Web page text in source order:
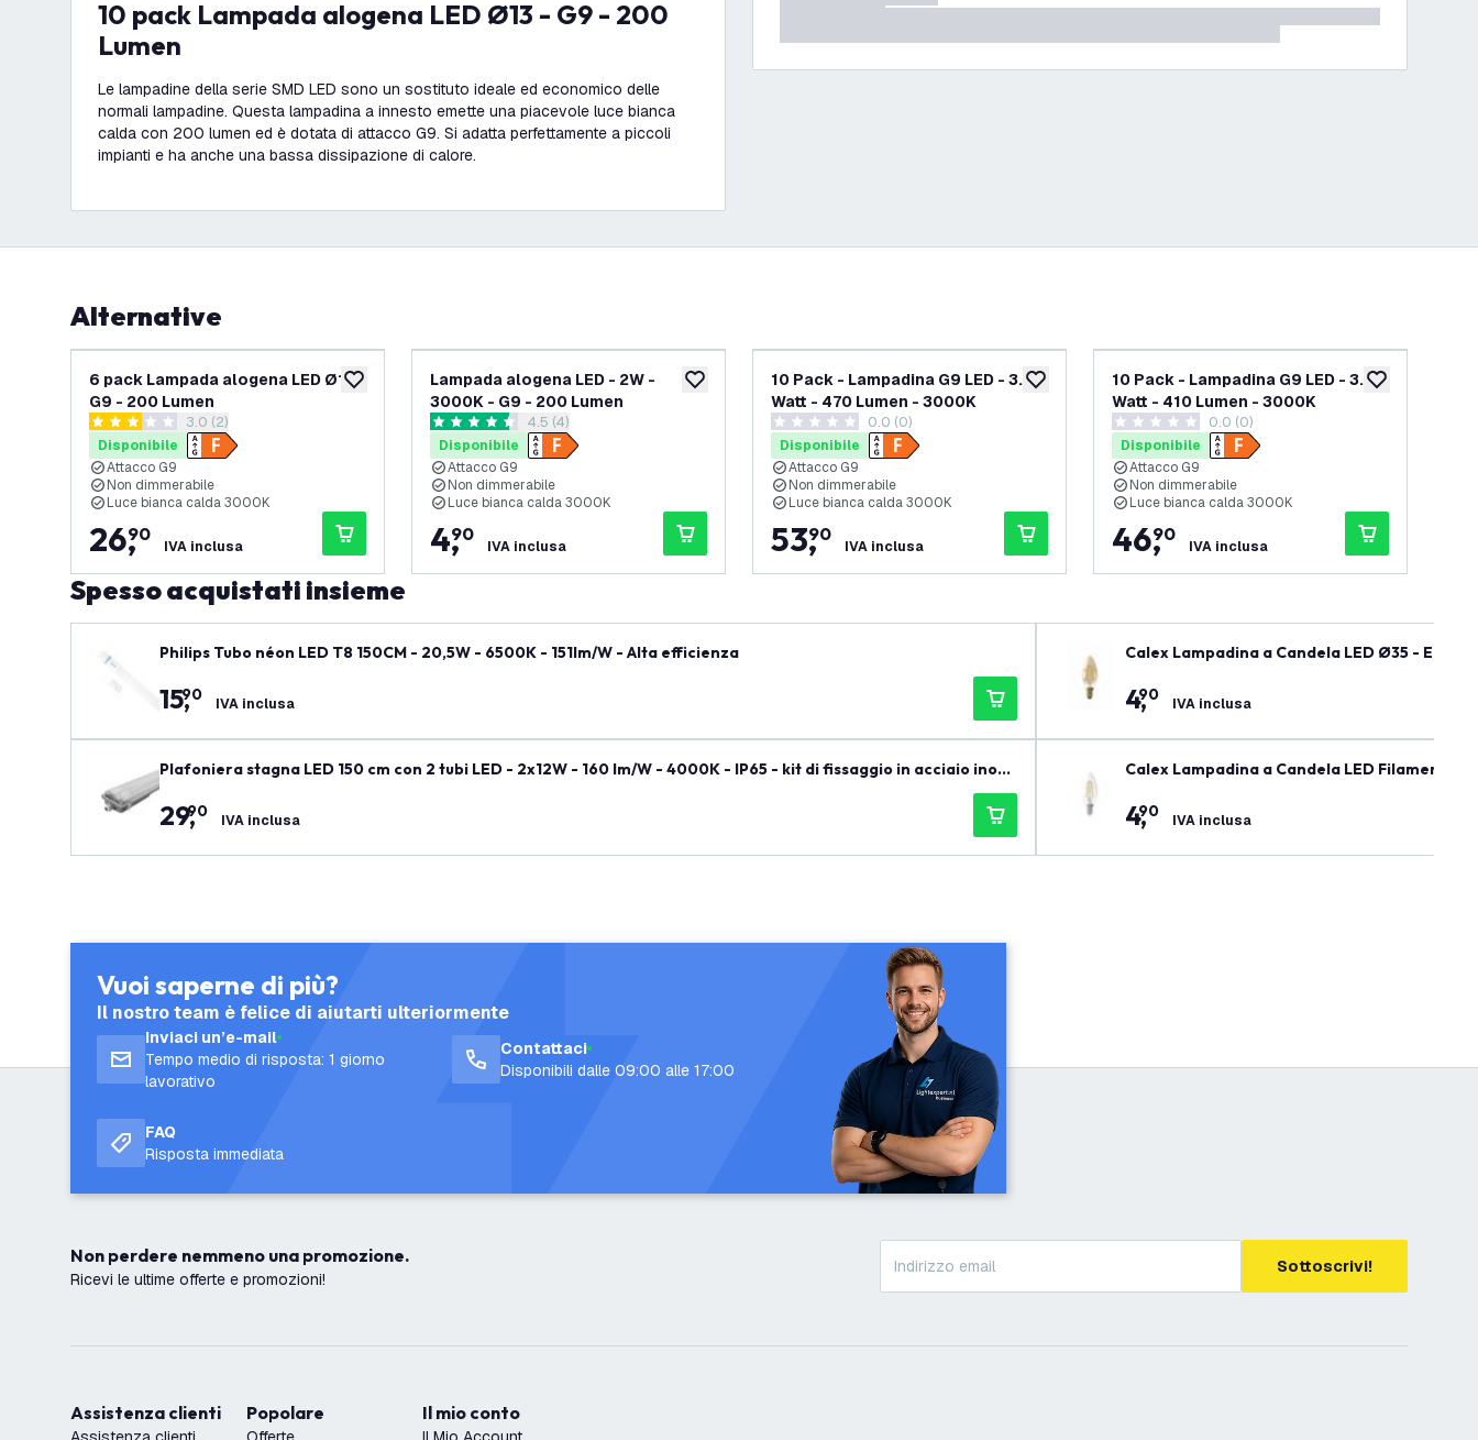
10 pack Lampada alogena LED Ø13 - G9 - 200
Lumen
Le lampadine della serie SMD LED sono un sostituto ideale ed economico delle
normali lampadine. Questa lampadina a innesto emette una piacevole luce bianca
calda con 200 lumen ed è dotata di attacco G9. Si adatta perfettamente a piccoli
impianti e ha anche una bassa dissipazione di calore.
Alternative
aggiungi alla lista desideri
6 pack Lampada alogena LED Ø13 -
G9 - 200 Lumen
apri il cassetto delle recensioni
3 stelle di valutazione
3.0 (2)
Disponibile
Attacco G9
Non dimmerabile
Luce bianca calda 3000K
26,
90
IVA inclusa
aggiungi alla lista desideri
Lampada alogena LED - 2W -
3000K - G9 - 200 Lumen
apri il cassetto delle recensioni
4.5 stelle di valutazione
4.5 (4)
Disponibile
Attacco G9
Non dimmerabile
Luce bianca calda 3000K
4,
90
IVA inclusa
aggiungi alla lista desideri
10 Pack - Lampadina G9 LED - 3.8
Watt - 470 Lumen - 3000K
0 stelle di valutazione
0.0 (0)
Disponibile
Attacco G9
Non dimmerabile
Luce bianca calda 3000K
53,
90
IVA inclusa
aggiungi alla
10 Pack - Lampadina G9 LED - 3.3
Watt - 410 Lumen - 3000K
0 stelle di valutazione
0.0 (0)
Disponibile
Attacco G9
Non dimmerabile
Luce bianca calda 3000K
46,
90
IVA inclusa
Spesso acquistati insieme
Philips Tubo néon LED T8 150CM - 20,5W - 6500K - 151lm/W - Alta efficienza
15,
90 IVA inclusa
Plafoniera stagna LED 150 cm con 2 tubi LED - 2x12W - 160 lm/W - 4000K - IP65 - kit di fissaggio in acciaio inox i
29,
90 IVA inclusa
Calex Lampadina a Candela LED Ø35 - E14 -
4,
90 IVA inclusa
Calex Lampadina a Candela LED Filamento -
4,
90 IVA inclusa
Vuoi saperne di più?
Il nostro team è felice di aiutarti ulteriormente
Inviaci un’e-mail
Tempo medio di risposta: 1 giorno
lavorativo
Contattaci
Disponibili dalle 09:00 alle 17:00
FAQ
Risposta immediata
Non perdere nemmeno una promozione.
Ricevi le ultime offerte e promozioni!
Sottoscrivi!
Assistenza clienti Popolare Il mio conto